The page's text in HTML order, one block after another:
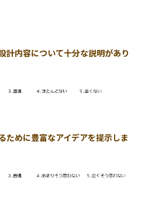
計内容について十分な説明があり
ために豊富なアイデアを提示しま